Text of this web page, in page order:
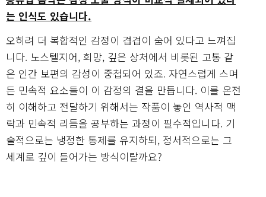
는 인식도 있습니다.
오히려 더 복합적인 감정이 겹겹이 숨어 있다고 느껴집
니다. 노스텔지어, 희망, 깊은 상처에서 비롯된 고통 같
은 인간 보편의 감성이 중첩되어 있죠. 자연스럽게 스며
든 민속적 요소들이 이 감정의 결을 만듭니다. 이를 온전
히 이해하고 전달하기 위해서는 작품이 놓인 역사적 맥
락과 민속적 리듬을 공부하는 과정이 필수적입니다. 기
술적으로는 냉정한 통제를 유지하되, 정서적으로는 그
세계로 깊이 들어가는 방식이랄까요?